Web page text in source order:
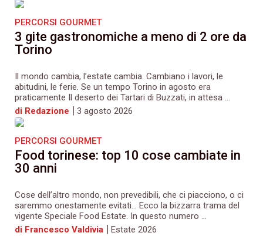
PERCORSI GOURMET
3 gite gastronomiche a meno di 2 ore da
Torino
Il mondo cambia, l’estate cambia. Cambiano i lavori, le
abitudini, le ferie. Se un tempo Torino in agosto era
praticamente Il deserto dei Tartari di Buzzati, in attesa ...
di Redazione | 3 agosto 2026
PERCORSI GOURMET
Food torinese: top 10 cose cambiate in
30 anni
Cose dell’altro mondo, non prevedibili, che ci piacciono, o ci
saremmo onestamente evitati… Ecco la bizzarra trama del
vigente Speciale Food Estate. In questo numero ...
di Francesco Valdivia | Estate 2026